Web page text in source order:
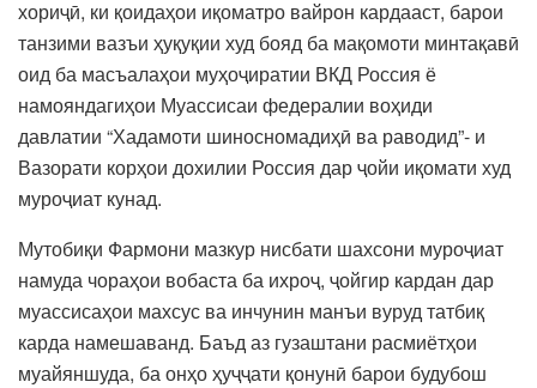
хориҷӣ, ки қоидаҳои иқоматро вайрон кардааст, барои
танзими вазъи ҳуқуқии худ бояд ба мақомоти минтақавӣ
оид ба масъалаҳои муҳоҷиратии ВКД Россия ё
намояндагиҳои Муассисаи федералии воҳиди
давлатии “Хадамоти шиносномадиҳӣ ва раводид”- и
Вазорати корҳои дохилии Россия дар ҷойи иқомати худ
муроҷиат кунад.
Мутобиқи Фармони мазкур нисбати шахсони муроҷиат
намуда чораҳои вобаста ба ихроҷ, ҷойгир кардан дар
муассисаҳои махсус ва инчунин манъи вуруд татбиқ
карда намешаванд. Баъд аз гузаштани расмиётҳои
муайяншуда, ба онҳо ҳуҷҷати қонунӣ барои будубош